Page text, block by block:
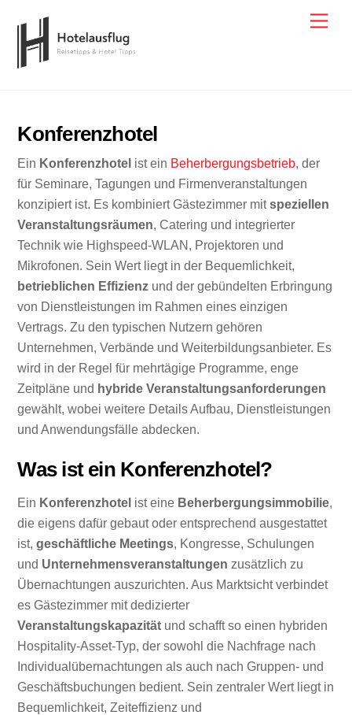
content
Konferenzhotel
Ein Konferenzhotel ist ein Beherbergungsbetrieb, der
für Seminare, Tagungen und Firmenveranstaltungen
konzipiert ist. Es kombiniert Gästezimmer mitspeziellen
Veranstaltungsräumen, Catering und integrierter
Technik wie Highspeed-WLAN, Projektoren und
Mikrofonen. Sein Wert liegt in der Bequemlichkeit,
betrieblichen Effizienz und der gebündelten Erbringung
von Dienstleistungen im Rahmen eines einzigen
Vertrags. Zu den typischen Nutzern gehören
Unternehmen, Verbände und Weiterbildungsanbieter. Es
wird in der Regel für mehrtägige Programme, enge
Zeitpläne und hybride Veranstaltungsanforderungen
gewählt, wobei weitere Details Aufbau, Dienstleistungen
und Anwendungsfälle abdecken.
Was ist ein Konferenzhotel?
Ein Konferenzhotel ist eine Beherbergungsimmobilie,
die eigens dafür gebaut oder entsprechend ausgestattet
ist,geschäftliche Meetings, Kongresse, Schulungen
und Unternehmensveranstaltungen zusätzlich zu
Übernachtungen auszurichten. Aus Marktsicht verbindet
es Gästezimmer mit dedizierter
Veranstaltungskapazität und schafft so einen hybriden
Hospitality-Asset-Typ, der sowohl die Nachfrage nach
Individualübernachtungen als auch nach Gruppen- und
Geschäftsbuchungen bedient. Sein zentraler Wert liegt in
Bequemlichkeit, Zeiteffizienz und